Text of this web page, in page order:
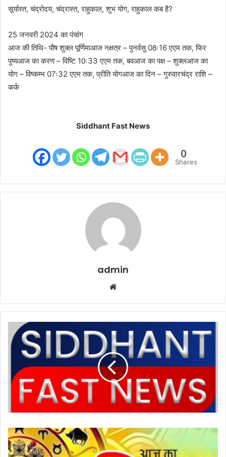
सूर्यास्त, चंद्रोदय, चंद्रास्त, राहुकाल, शुभ योग, राहुकाल कब है?
25 जनवरी 2024 का पंचांग
आज की तिथि- पौष शुक्ल पूर्णिमाआज नक्षत्र – पुनर्वसु 08ः16 एएम तक, फिर
पुष्यआज का करण – विष्टि 10ः33 एएम तक, बवआज का पक्ष – शुक्लआज का
योग – विष्कम्भ 07ः32 एएम तक, प्रीति योगआज का दिन – गुरुवारचंद्र राशि –
कर्क
Siddhant Fast News
0
Shares
admin
b
s
t